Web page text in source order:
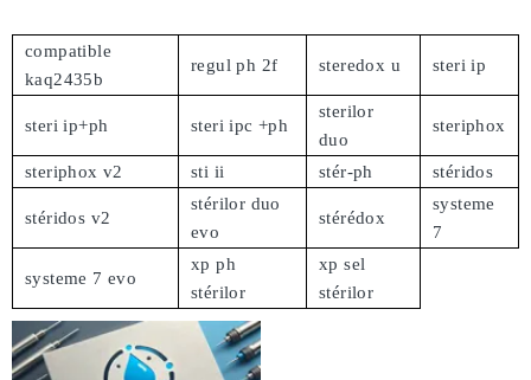
compatible
kaq2435b
regul ph 2f steredox u steri ip
steri ip+ph steri ipc +ph
sterilor
duo
steriphox
steriphox v2 sti ii stér-ph stéridos
stéridos v2
stérilor duo
evo
stérédox
systeme
7
systeme 7 evo
xp ph
stérilor
xp sel
stérilor